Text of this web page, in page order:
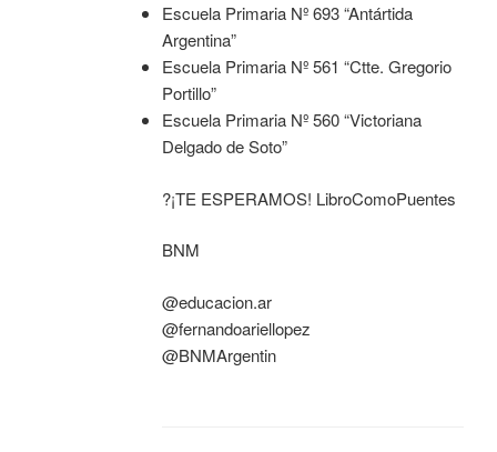
Escuela Primaria Nº 693 “Antártida
Argentina”
Escuela Primaria Nº 561 “Ctte. Gregorio
Portillo”
Escuela Primaria Nº 560 “Victoriana
Delgado de Soto”
?¡TE ESPERAMOS! LibroComoPuentes
BNM
@educacion.ar
@fernandoariellopez
@BNMArgentin